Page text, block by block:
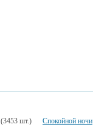
(3453 шт.) Спокойной ночи